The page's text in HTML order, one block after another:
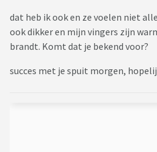
dat heb ik ook en ze voelen niet
ook dikker en mijn vingers zijn
brandt. Komt dat je bekend voor?
succes met je spuit morgen,